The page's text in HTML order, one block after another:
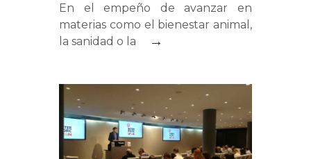
En el empeño de avanzar en
materias como el bienestar animal,
la sanidad o la
→